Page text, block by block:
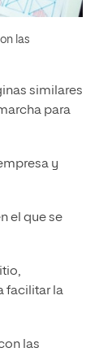
las
similares
para
y
el que se
facilitar la
las